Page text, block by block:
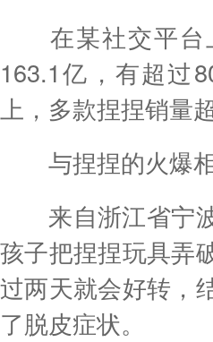
在某社交平台
163.1亿，有超过
上，多款捏捏销量
与捏捏的火爆相
来自浙江省宁波
孩子把捏捏玩具弄
过两天就会好转，
了脱皮症状。